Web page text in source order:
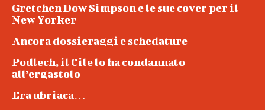
Gretchen Dow Simpson e le sue cover per il
New Yorker
Ancora dossieraggi e schedature
Podlech, il Cile lo ha condannato
all’ergastolo
Era ubriaca…